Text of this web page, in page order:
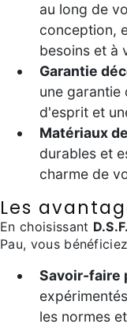
au long de
conception,
besoins et à
Garantie
une garantie
d'esprit et
Matériaux
durables et
charme de
Les
En choisissant
Pau, vous
Savoir-faire
les normes